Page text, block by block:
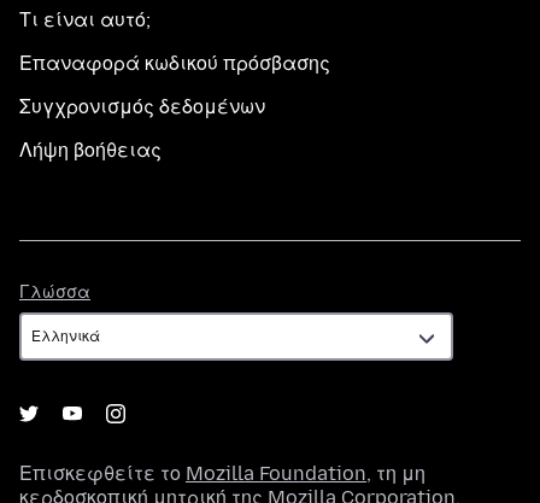
Τι είναι αυτό;
Επαναφορά κωδικού πρόσβασης
Συγχρονισμός δεδομένων
Λήψη βοήθειας
Γλώσσα
Επισκεφθείτε το Mozilla Foundation, τη μη
κερδοσκοπική μητρική της Mozilla Corporation.